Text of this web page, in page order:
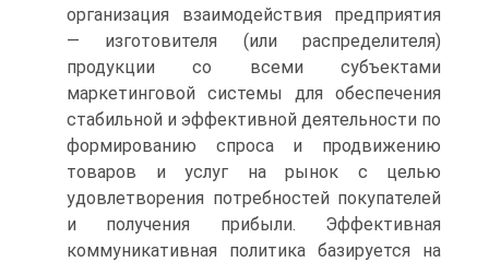
организация взаимодействия предприятия
— изготовителя (или распределителя)
продукции со всеми субъектами
маркетинговой системы для обеспечения
стабильной и эффективной деятельности по
формированию спроса и продвижению
товаров и услуг на рынок с целью
удовлетворения потребностей покупателей
и получения прибыли. Эффективная
коммуникативная политика базируется на